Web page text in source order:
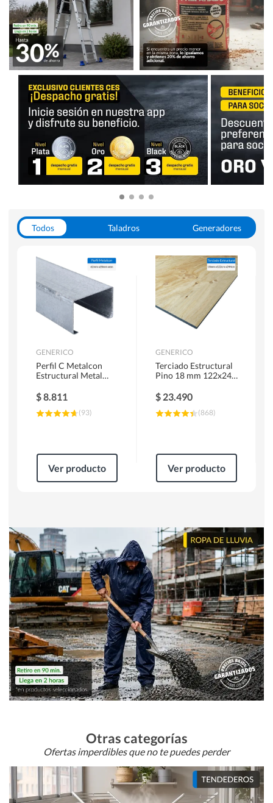
Todos Taladros
Generadores
Herramientas Manuales
Sierras Circulares
GENERICO
Perfil C Metalcon
Estructural Metal
$8.811
(93)
Ver producto
GENERICO
Terciado Estructural
Pino 18 mm 122x244
$ 23.490
(868)
Ver producto
Otras categorías
Ofertas imperdibles que no te puedes perder